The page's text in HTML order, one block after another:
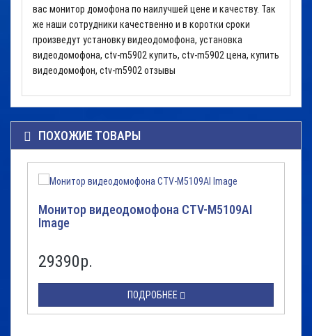
вас монитор домофона по наилучшей цене и качеству. Так
же наши сотрудники качественно и в коротки сроки
произведут установку видеодомофона, установка
видеодомофона, ctv-m5902 купить, ctv-m5902 цена, купить
видеодомофон, ctv-m5902 отзывы
ПОХОЖИЕ ТОВАРЫ
Монитор видеодомофона CTV-M5109AI
Image
29390р.
ПОДРОБНЕЕ